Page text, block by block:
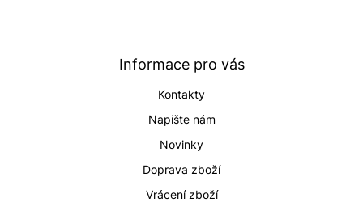
Informace pro vás
Kontakty
Napište nám
Novinky
Doprava zboží
Vrácení zboží